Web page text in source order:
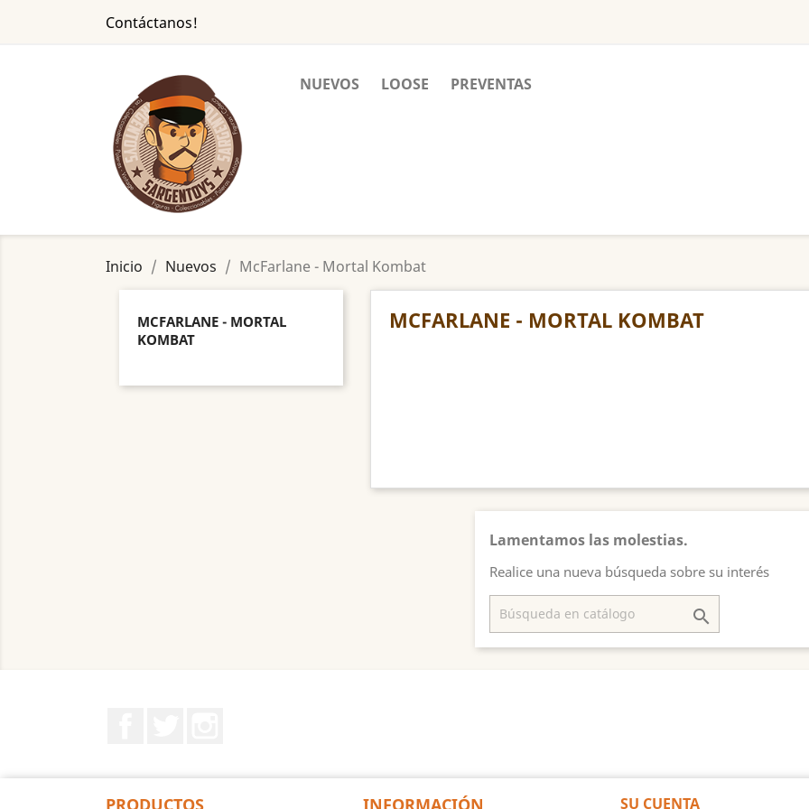
Contáctanos!
NUEVOS LOOSE PREVENTAS
Inicio Nuevos McFarlane - Mortal Kombat
MCFARLANE - MORTAL
KOMBAT
MCFARLANE - MORTAL KOMBAT
Lamentamos las molestias.
Realice una nueva búsqueda sobre su interés

PRODUCTOS INFORMACIÓN SU CUENTA